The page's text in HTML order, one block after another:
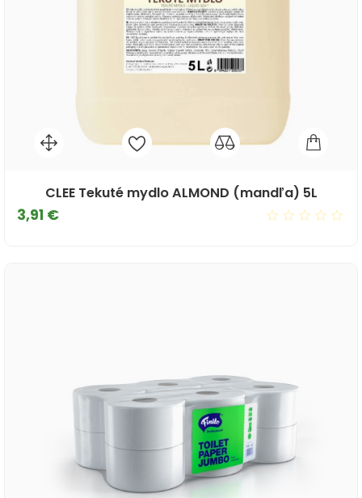
CLEE Tekuté mydlo ALMOND (mandľa) 5L
3,91 €Cena